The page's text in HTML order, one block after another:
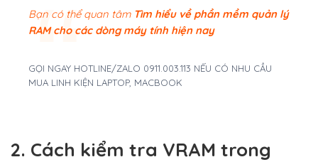
Bạn có thể quan tâm Tìm hiểu về phần mềm quản lý
RAM cho các dòng máy tính hiện nay
GỌI NGAY HOTLINE/ZALO 0911.003.113 NẾU CÓ NHU CẦU
MUA LINH KIỆN LAPTOP, MACBOOK
2. Cách kiểm tra VRAM trong